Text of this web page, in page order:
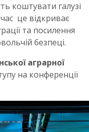
коштувати галузі
це відкриває
та посилення
безпеці.
аграрної
на конференції